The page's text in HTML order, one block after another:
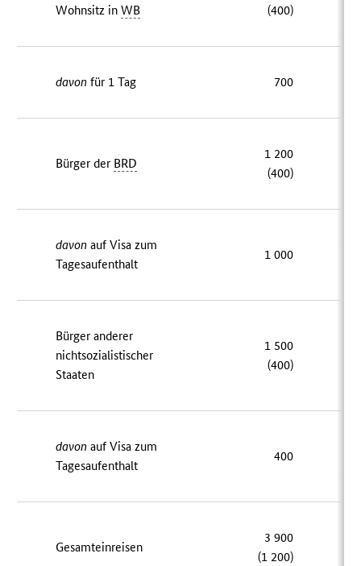
Wohnsitz inWB
(400)
davon für 1 Tag 700
Bürger der BRD
1 200
(400)
davon auf Visa zum
Tagesaufenthalt
1 000
Bürger anderer
nichtsozialistischer
Staaten
1 500
(400)
davon auf Visa zum
Tagesaufenthalt
400
Gesamteinreisen
3 900
(1 200)